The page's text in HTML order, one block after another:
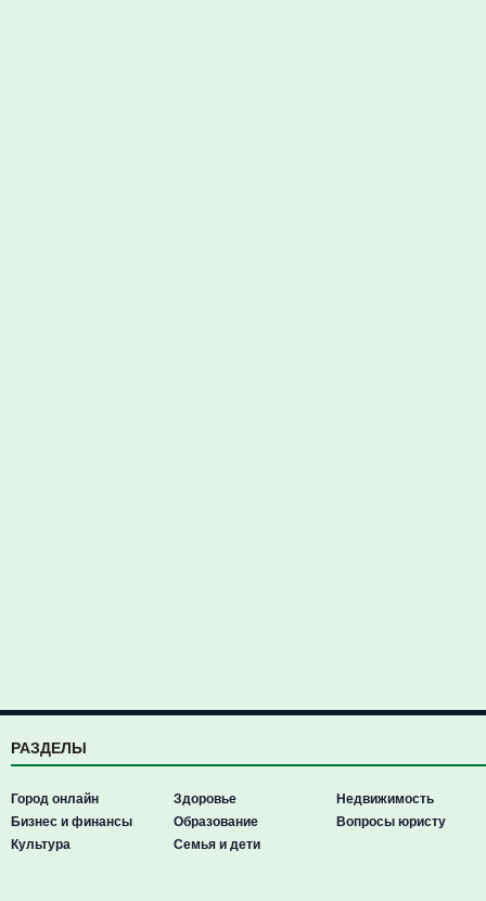
РАЗДЕЛЫ
Город онлайн
Бизнес и финансы
Культура
Здоровье
Образование
Семья и дети
Недвижимость
Вопросы юристу